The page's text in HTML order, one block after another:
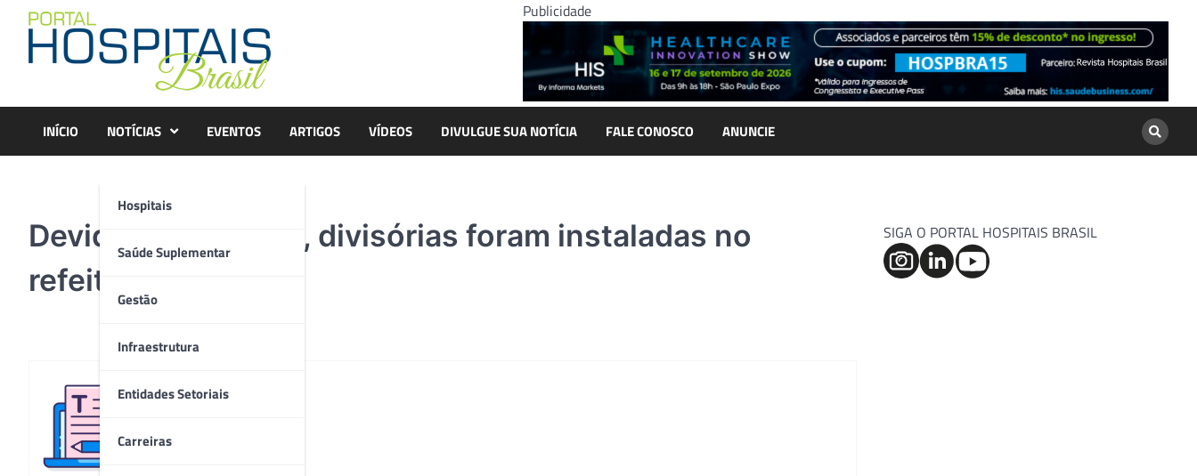
content
Publicidade
INÍCIO NOTÍCIAS
Hospitais
Saúde Suplementar
Gestão
Infraestrutura
Entidades Setoriais
Carreiras
EVENTOS ARTIGOS VÍDEOS DIVULGUE SUA NOTÍCIA FALE CONOSCO ANUNCIE
Devido a pandemia, divisórias foram instaladas no
refeitório
SIGA O PORTAL HOSPITAIS BRASIL